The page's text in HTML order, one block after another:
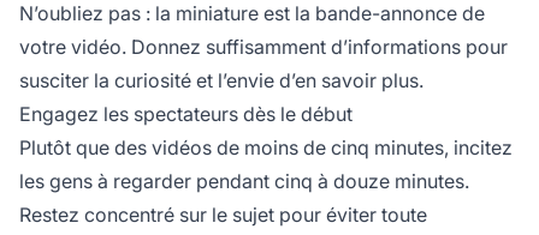
N’oubliez pas : la miniature est la bande-annonce de
votre vidéo. Donnez suffisamment d’informations pour
susciter la curiosité et l’envie d’en savoir plus.
Engagez les spectateurs dès le début
Plutôt que des vidéos de moins de cinq minutes, incitez
les gens à regarder pendant cinq à douze minutes.
Restez concentré sur le sujet pour éviter toute